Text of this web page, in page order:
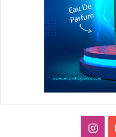
يوتيوبانستقرام